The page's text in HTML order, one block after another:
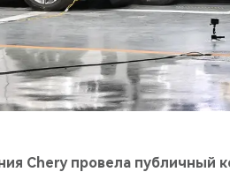
Chery провела публичный